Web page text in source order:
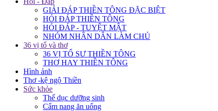
GIẢI ĐÁP THIỀN TÔNG ĐẶC BIỆT
HỎI ĐÁP THIỀN TÔNG
HỎI ĐÁP - TUYỆT MẬT
NHÓM NHÂN DÂN LÀM CHỦ
36 vị tổ và thơ
36 VỊ TỔ SƯ THIỀN TÔNG
THƠ HAY THIỀN TÔNG
Hình ảnh
Thơ -kệ ngộ Thiền
Sức khỏe
Thế dục dưỡng sinh
Cẩm nang ăn uống